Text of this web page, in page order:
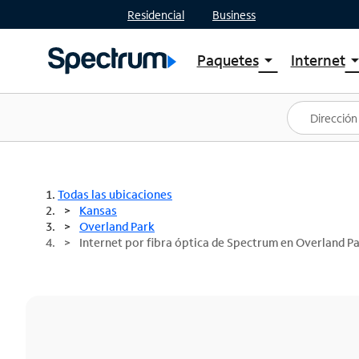
Residencial Business
Paquetesarrow_drop_down
Ver paquetes
Spectrum One
Mejores ofertas
Internetarrow_drop_down
Planes
Todas las ubicaciones
Kansas
Overland Park
Internet por fibra óptica de Spectrum en Overland